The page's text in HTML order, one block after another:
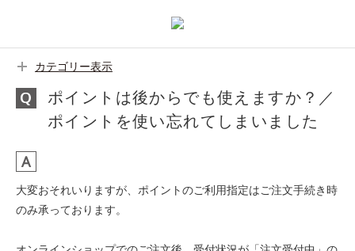
カテゴリー表示
ポイントは後からでも使えますか？／
ポイントを使い忘れてしまいました
大変おそれいりますが、ポイントのご利用指定はご注文手続き時
のみ承っております。